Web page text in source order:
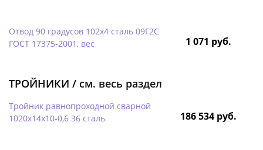
Отвод 90 градусов 102х4 сталь 09Г2С
ГОСТ 17375-2001, вес
1 071 руб.
ТРОЙНИКИ / см. весь раздел
Тройник равнопроходной сварной
1020х14х10-0,6 36 сталь
186 534 руб.